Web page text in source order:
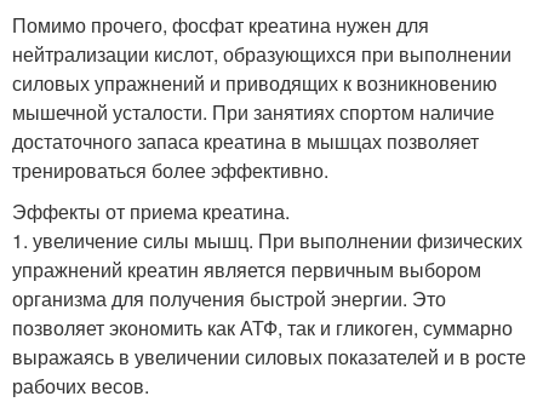
Помимо прочего, фосфат креатина нужен для
нейтрализации кислот, образующихся при выполнении
силовых упражнений и приводящих к возникновению
мышечной усталости. При занятиях спортом наличие
достаточного запаса креатина в мышцах позволяет
тренироваться более эффективно.
Эффекты от приема креатина.
1. увеличение силы мышц. При выполнении физических
упражнений креатин является первичным выбором
организма для получения быстрой энергии. Это
позволяет экономить как АТФ, так и гликоген, суммарно
выражаясь в увеличении силовых показателей и в росте
рабочих весов.